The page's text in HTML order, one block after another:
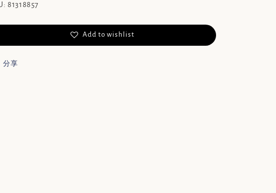
81318857
Add to wishlist
分享